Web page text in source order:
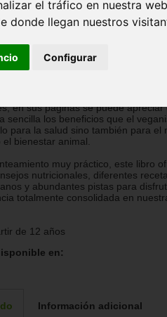
el tráfico en nuestra
donde llegan nuestros
Configurar
adentrarse en el veganismo
en sus páginas se puede apreciar
sencilla los beneficios que el
para la salud sino también para el
bienestar animal.
muy práctico, este libro
nutricionales, diferentes
y abundantes pistas para
totalmente consolidada en
de 12 años
en:
Información adicional